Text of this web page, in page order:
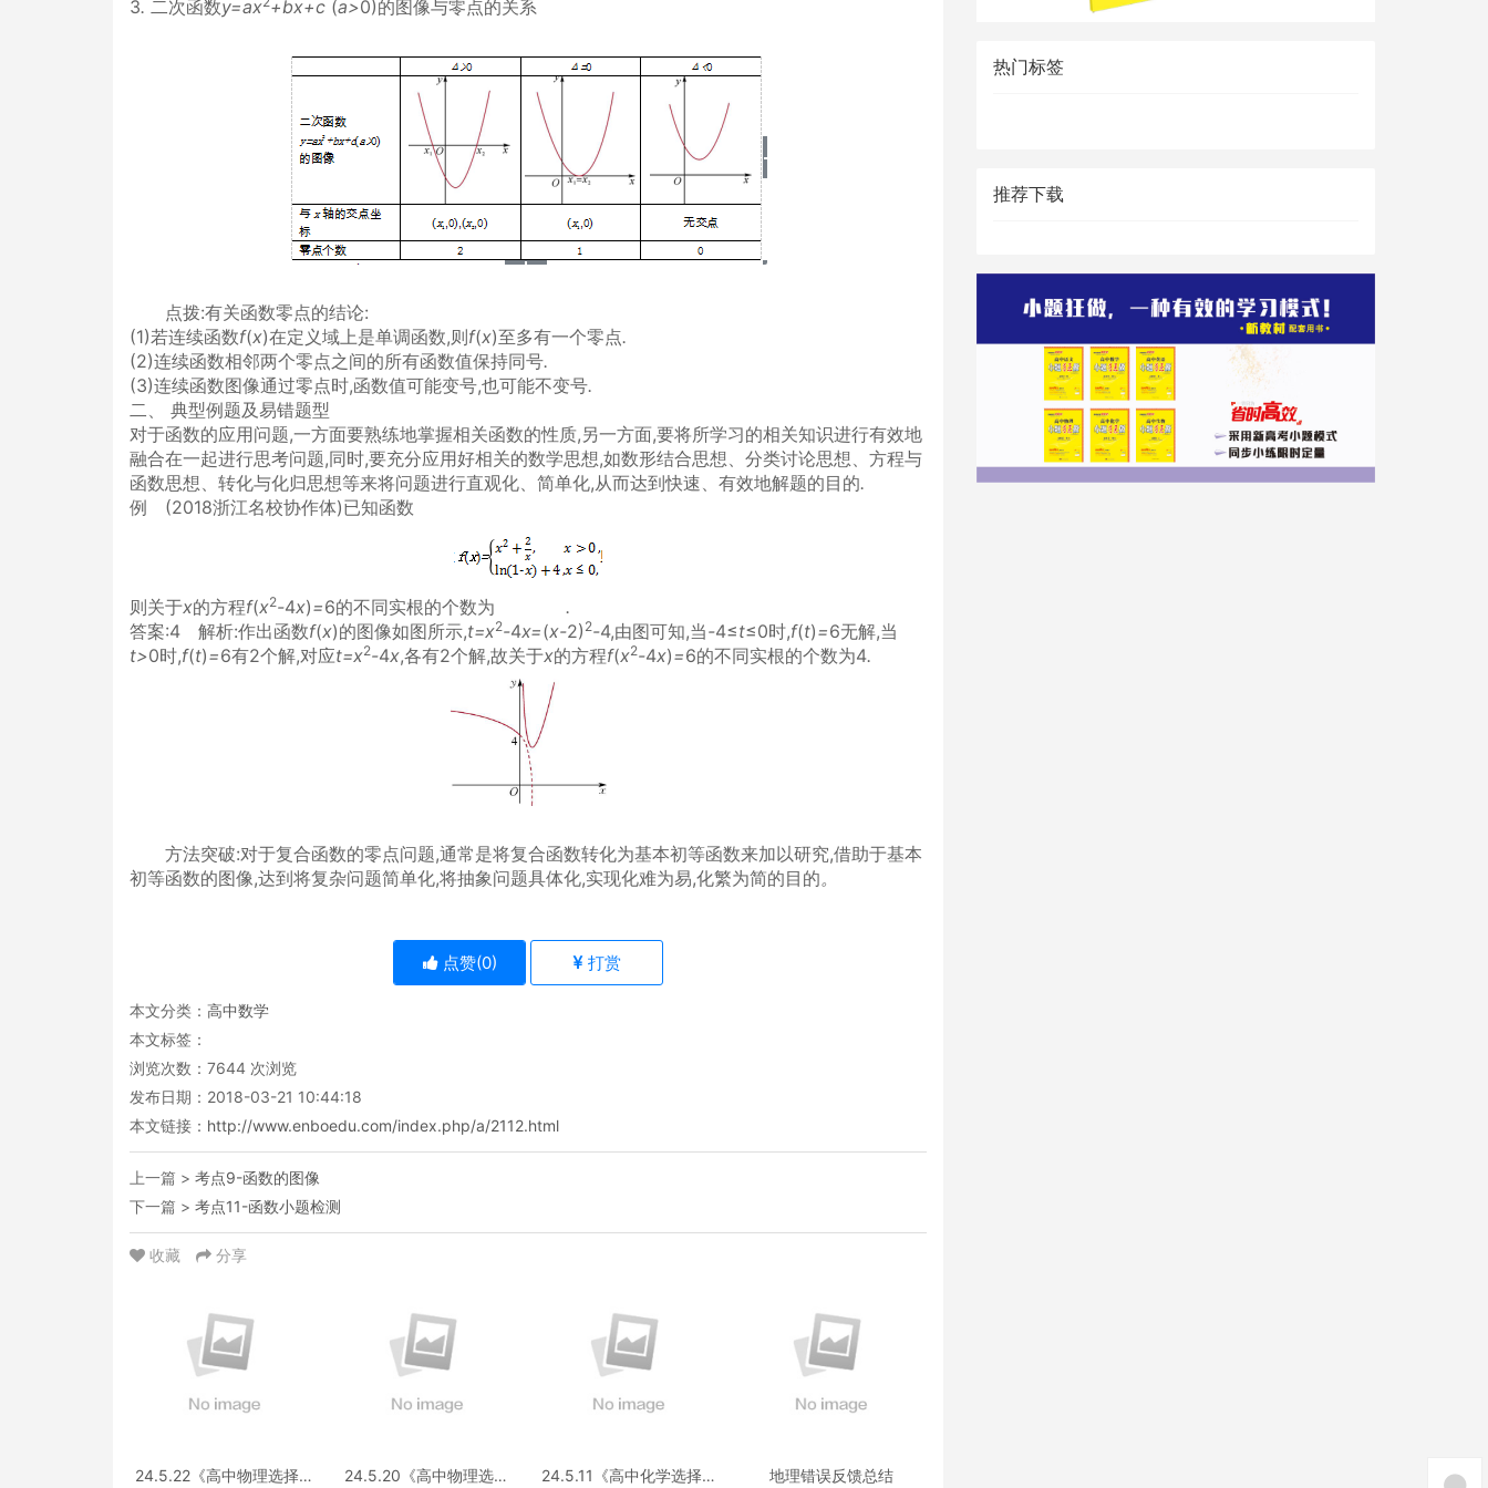
3. 二次函数y=ax +bx+c (a>0)的图像与零点的关系
点拨:有关函数零点的结论:
(1)若连续函数f(x)在定义域上是单调函数,则f(x)至多有一个零点.
(2)连续函数相邻两个零点之间的所有函数值保持同号.
(3)连续函数图像通过零点时,函数值可能变号,也可能不变号.
二、 典型例题及易错题型
对于函数的应用问题,一方面要熟练地掌握相关函数的性质,另一方面,要将所学习的相关知识进行有效地
融合在一起进行思考问题,同时,要充分应用好相关的数学思想,如数形结合思想、分类讨论思想、方程与
函数思想、转化与化归思想等来将问题进行直观化、简单化,从而达到快速、有效地解题的目的.
例 (2018浙江名校协作体)已知函数
则关于x的方程f(x2-4x)=6的不同实根的个数为 .
答案:4 解析:作出函数f(x)的图像如图所示,t=x2-4x=(x-2) 2-4,由图可知,当-4≤t≤0时,f(t)=6无解,当
t>0时,f(t)=6有2个解,对应t=x2-4x,各有2个解,故关于x的方程f(x2-4x)=6的不同实根的个数为4.
方法突破:对于复合函数的零点问题,通常是将复合函数转化为基本初等函数来加以研究,借助于基本
初等函数的图像,达到将复杂问题简单化,将抽象问题具体化,实现化难为易,化繁为简的目的。
点赞(0) 打赏
本文分类： 高中数学
本文标签：
浏览次数： 7644 次浏览
发布日期：2018-03-21 10:44:18
本文链接： http://www.enboedu.com/index.php/a/2112.html
上一篇 > 考点9-函数的图像
下一篇 > 考点11-函数小题检测
收藏 分享
24.5.22《高中物理选择性
24.5.20《高中物理选择
24.5.11《高中化学选择性
地理错误反馈总结
热门标签
推荐下载